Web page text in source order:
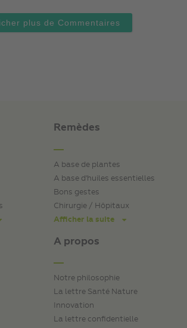
plus de Commentaires
Remèdes
A base de plantes
A base d'huiles essentielles
Bons gestes
Chirurgie / Hôpitaux
Afficher la suite
A propos
Notre philosophie
La lettre Santé Nature
Innovation
La lettre confidentielle